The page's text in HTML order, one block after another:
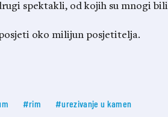
spektakli, od kojih su mnogi
oko milijun posjetitelja.
#rim #urezivanje u kamen